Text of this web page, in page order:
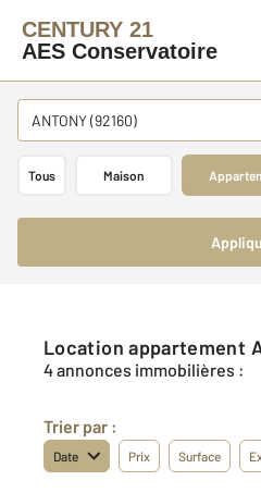
CENTURY 21
AES Conservatoire
ANTONY (92160)
Tous Maison
Location appartement
4 annonces immobilières :
Trier par :
Date Prix Surface